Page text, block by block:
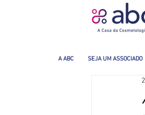
A ABC SEJA UM ASSOCIADO